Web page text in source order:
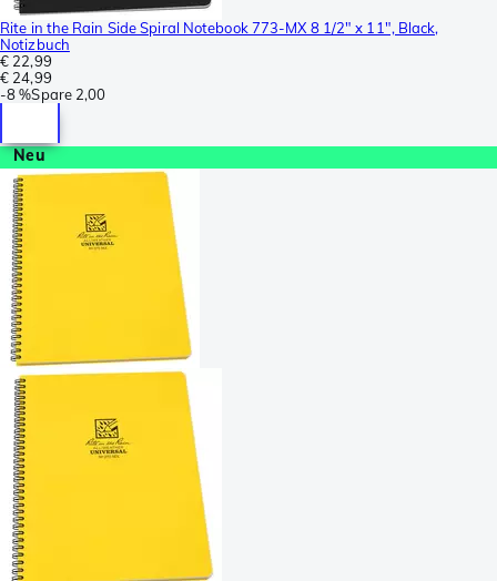
Rite in the Rain Side Spiral Notebook 773-MX 8 1/2" x 11", Black,
Notizbuch
€ 22,99
€ 24,99
-8 %Spare 2,00
Neu